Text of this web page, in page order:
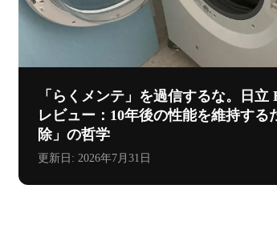
「らくメンテ」を過信するな。日立
レビュー：10年後の性能を維持する
除」の哲学
更新日: 2026年7月31日